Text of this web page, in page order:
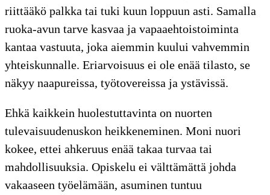
riittääkö palkka tai tuki kuun loppuun asti. Samalla
ruoka-avun tarve kasvaa ja vapaaehtoistoiminta
kantaa vastuuta, joka aiemmin kuului vahvemmin
yhteiskunnalle. Eriarvoisuus ei ole enää tilasto, se
näkyy naapureissa, työtovereissa ja ystävissä.
Ehkä kaikkein huolestuttavinta on nuorten
tulevaisuudenuskon heikkeneminen. Moni nuori
kokee, ettei ahkeruus enää takaa turvaa tai
mahdollisuuksia. Opiskelu ei välttämättä johda
vakaaseen työelämään, asuminen tuntuu